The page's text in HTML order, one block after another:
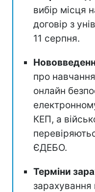
вибір місця
договір з
11 серпня.
про
онлайн
КЕП, а
ЄДЕБО.
Терміни